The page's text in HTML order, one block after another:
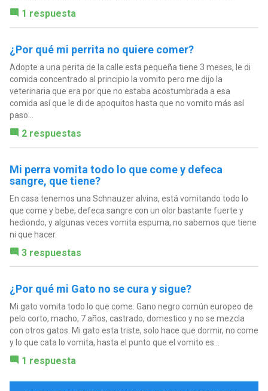
1 respuesta
¿Por qué mi perrita no quiere comer?
Adopte a una perita de la calle esta pequeña tiene 3 meses, le di
comida concentrado al principio la vomito pero me dijo la
veterinaria que era por que no estaba acostumbrada a esa
comida así que le di de apoquitos hasta que no vomito más así
paso...
2 respuestas
Mi perra vomita todo lo que come y defeca
sangre, que tiene?
En casa tenemos una Schnauzer alvina, está vomitando todo lo
que come y bebe, defeca sangre con un olor bastante fuerte y
hediondo, y algunas veces vomita espuma, no sabemos que tiene
ni que hacer.
3 respuestas
¿Por qué mi Gato no se cura y sigue?
Mi gato vomita todo lo que come. Gano negro común europeo de
pelo corto, macho, 7 años, castrado, domestico y no se mezcla
con otros gatos. Mi gato esta triste, solo hace que dormir, no come
y lo que cata lo vomita, hasta el punto que el vomito es...
1 respuesta